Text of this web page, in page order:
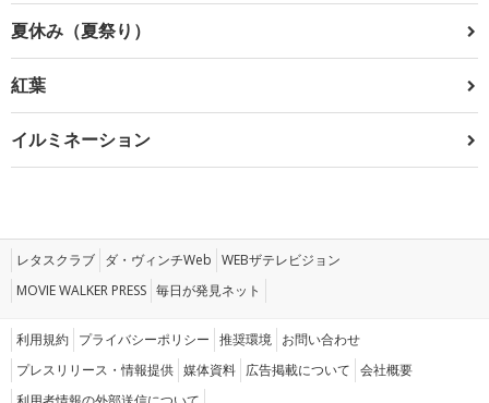
夏休み（夏祭り）
紅葉
イルミネーション
レタスクラブ ダ・ヴィンチWeb WEBザテレビジョン
MOVIE WALKER PRESS 毎日が発見ネット
利用規約 プライバシーポリシー 推奨環境 お問い合わせ
プレスリリース・情報提供 媒体資料 広告掲載について 会社概要